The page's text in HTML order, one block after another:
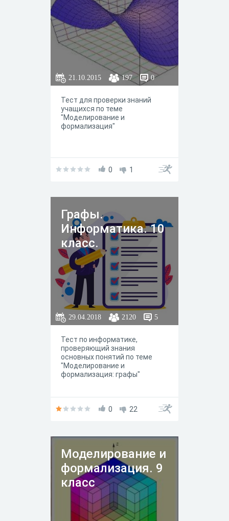
21.10.2015 197 0
Тест для проверки знаний
учащихся по теме
"Моделирование и
формализация"
0 1
Графы.
Информатика. 10
класс.
29.04.2018 2120 5
Тест по информатике,
проверяющий знания
основных понятий по теме
"Моделирование и
формализация: графы"
0 22
Моделирование и
формализация. 9
класс